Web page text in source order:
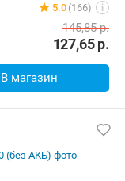
5.0 (166) i
127,65р.
145,85р.
В магазин